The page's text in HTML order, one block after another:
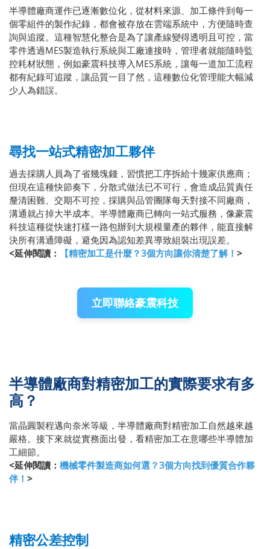
半導體廠商運作已逐漸數位化，從材料來源、加工條件到每一
個零組件的製作紀錄，都會被存放在雲端系統中，方便隨時查
詢與追蹤。這種智慧化整合是為了讓產線變得透明且可控，當
零件透過MES製造執行系統與工廠連接時，管理者就能隨時監
控耗材狀態，例如豪震科技導入MES系統，讓每一道加工流程
都有紀錄可追蹤，讓品質一目了然，這種數位化管理能大幅減
少人為錯誤。
尋找一站式精密加工夥伴
過去採購人員為了省幾塊錢，習慣把工序拆給十幾家供應商；
但現在這種快節奏下，分散式做法已不可行，會造成品質責任
釐清困難、交期不可控，採購與品管團隊每天對接不同廠商，
溝通就占掉大半成本。半導體廠商已轉向一站式服務，像豪震
科技這種從快速打樣一路包辦到大規模量產的夥伴，能直接解
決所有溝通障礙，避免因為認知差異導致組裝出現誤差。
<延伸閱讀：
【精密加工是什麼？3個方向讓你清楚了解！ >
立即聯絡豪震科技
半導體廠商對精密加工的實際要求有多
高？
當晶圓製程邁向奈米等級，半導體廠商對精密加工自然越來越
嚴格。接下來就從實務面出發，看精密加工在意哪些半導體加
工細節。
<延伸閱讀： 機械零件製造商如何選？3個方向找到優質合作夥
伴！ >
精密公差控制